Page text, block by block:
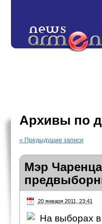
Архивы по
« Предыдущие записи
Мэр
20 января 2011, 23:41
На выборах